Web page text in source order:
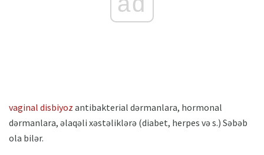
vaginal disbiyoz antibakterial dərmanlara, hormonal
dərmanlara, əlaqəli xəstəliklərə (diabet, herpes və s.) Səbəb
ola bilər.